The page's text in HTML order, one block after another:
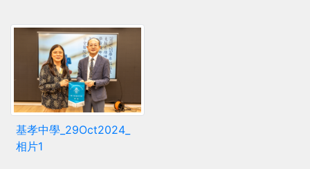
基孝中學_29Oct2024_
相片1